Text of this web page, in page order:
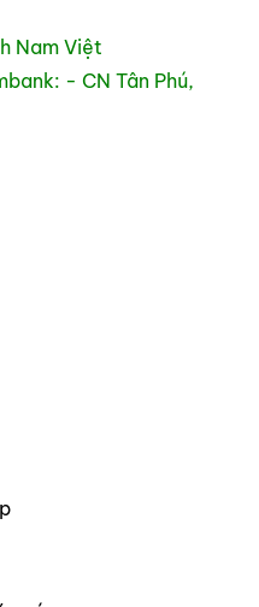
Nam Việt
- CN Tân Phú,